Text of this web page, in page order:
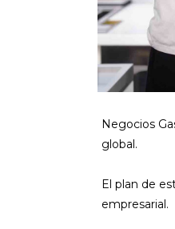
Negocios
global.
El plan de
empresarial.